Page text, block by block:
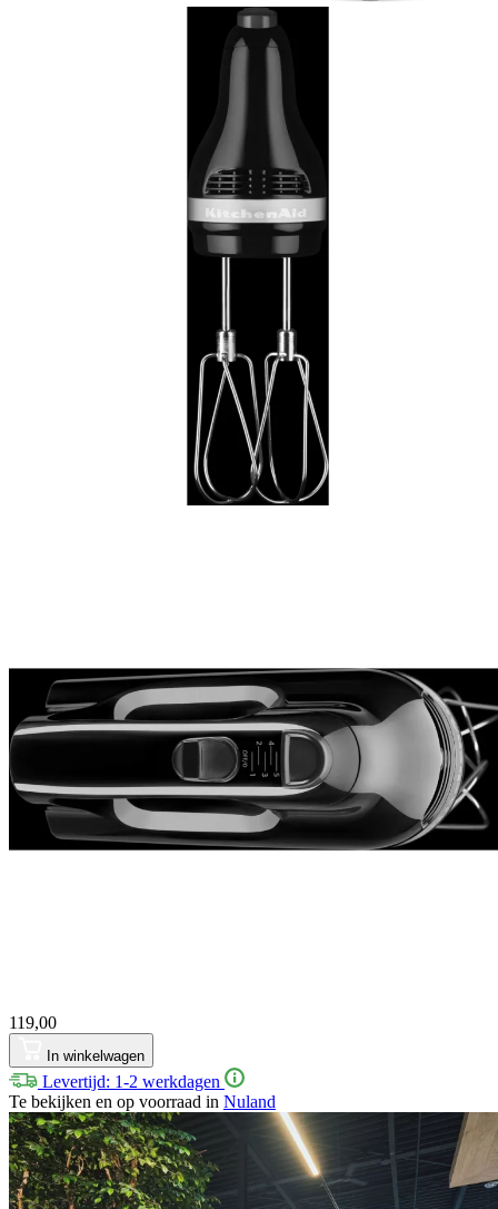
119,00
In winkelwagen
Levertijd: 1-2 werkdagen
Te bekijken en op voorraad in Nuland